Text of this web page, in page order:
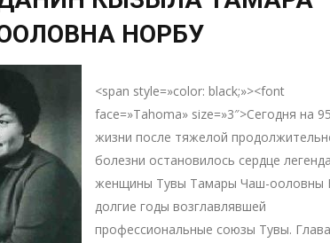
НОРБУ
<span style=»color: black;»><font
face=»Tahoma» size=»3″>Сегодня на
жизни после тяжелой
болезни остановилось сердце
женщины Тувы Тамары Чаш-ооловны
долгие годы возглавлявшей
профессиональные союзы Тувы.